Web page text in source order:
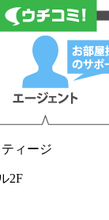
ィージ
2F